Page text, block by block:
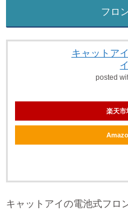
フロ
キャットア
posted
楽天市
キャットアイの電池式フロ